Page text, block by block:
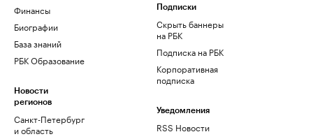
Финансы
Биографии
База знаний
РБК Образование
Новости
регионов
Санкт-Петербург
и область
Подписки
Скрыть баннеры
на РБК
Подписка на РБК
Корпоративная
подписка
Уведомления
RSS Новости